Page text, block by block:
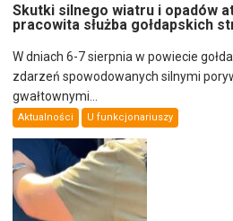
Skutki silnego wiatru i opadów
pracowita służba gołdapskich
W dniach 6-7 sierpnia w powiecie
zdarzeń spowodowanych silnymi
gwałtownymi...
Aktualności U funkcjonariuszy